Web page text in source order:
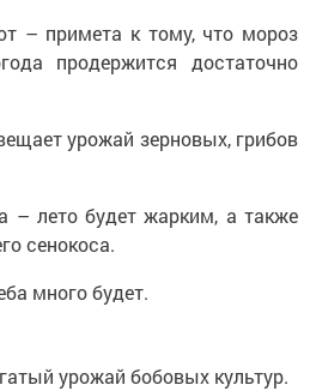
– примета к тому, что мороз
продержится достаточно
урожай зерновых, грибов
– лето будет жарким, а также
сенокоса.
много будет.
урожай бобовых культур.